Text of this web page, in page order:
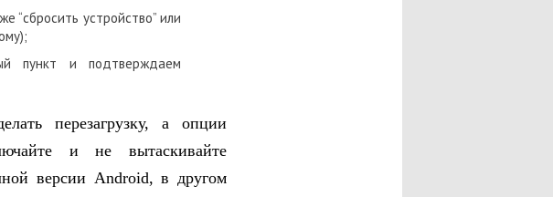
“сбросить устройство” или
пункт и подтверждаем
перезагрузку, а опции
и не вытаскивайте
версии Android, в другом